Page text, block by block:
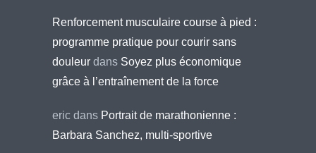
Renforcement musculaire course à pied :
programme pratique pour courir sans
douleur dans Soyez plus économique
grâce à l’entraînement de la force
eric dans Portrait de marathonienne :
Barbara Sanchez, multi-sportive